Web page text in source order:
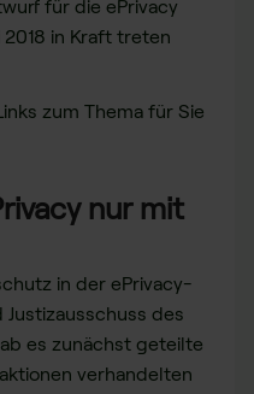
für die ePrivacy
in Kraft treten
zum Thema für Sie
nur mit
in der ePrivacy-
des
es zunächst geteilte
verhandelten